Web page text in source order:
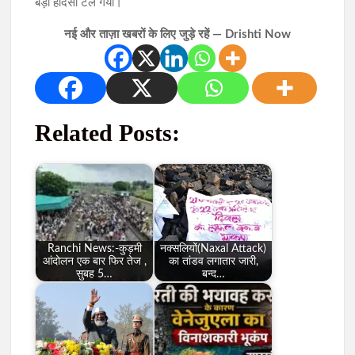
बड़ा हादसा टल गया।
नई और ताज़ा खबरों के लिए जुड़े रहें — Drishti Now
Related Posts:
Ranchi News:-कुड़मी
आंदोलन एक बार फिर तेज ,
सुबह 5…
नक्सलियों(Naxal Attack)
का तांडव लगातार जारी,
बन्द…